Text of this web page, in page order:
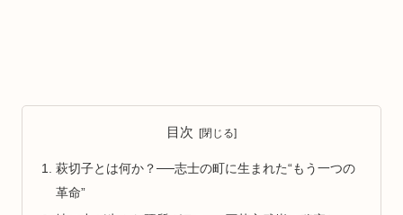
目次
萩切子とは何か？──志士の町に生まれた“もう一つの
革命”